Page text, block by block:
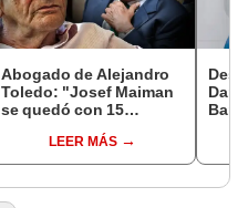
Abogado de Alejandro
Toledo: "Josef Maiman
se quedó con 15
la Fiscalía no le ha
cobrado"
LEER MÁS
Dan